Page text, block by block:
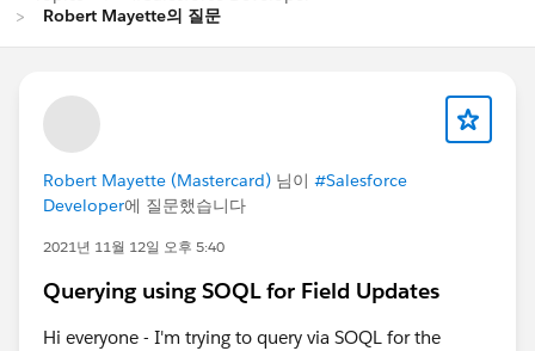
Robert Mayette의 질문
Robert Mayette (Mastercard) 님이 #Salesforce
Developer에 질문했습니다
2021년 11월 12일 오후 5:40
Querying using SOQL for Field Updates
Hi everyone - I'm trying to query via SOQL for the